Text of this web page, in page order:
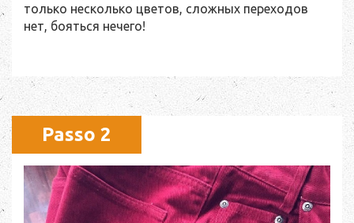
только несколько цветов, сложных переходов
нет, бояться нечего!
Passo 2